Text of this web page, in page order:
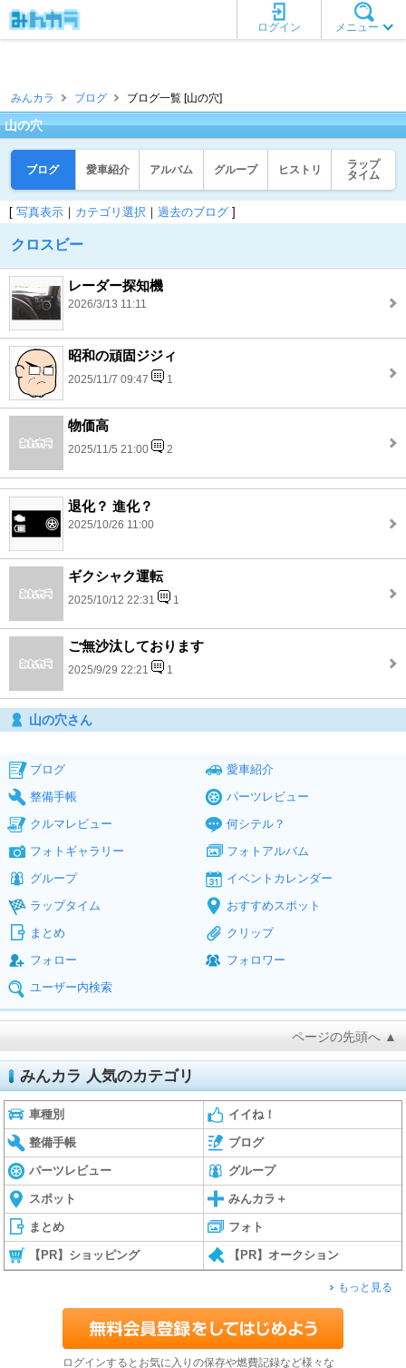
メニュー
ログイン
みんカラ ブログ ブログ一覧 [山の穴]
山の穴
ブログ 愛車紹介 アルバム グループ ヒストリ
ラップ
タイム
[ 写真表示 ｜ カテゴリ選択 ｜ 過去のブログ ]
クロスビー
レーダー探知機
2026/3/13 11:11
昭和の頑固ジジィ
2025/11/7 09:47 1
物価高
2025/11/5 21:00 2
退化？ 進化？
2025/10/26 11:00
ギクシャク運転
2025/10/12 22:31 1
ご無沙汰しております
2025/9/29 22:21 1
山の穴さん
ブログ
愛車紹介
整備手帳
パーツレビュー
クルマレビュー
何シテル？
フォトギャラリー
フォトアルバム
グループ
イベントカレンダー
ラップタイム
おすすめスポット
まとめ
クリップ
フォロー
フォロワー
ユーザー内検索
ページの先頭へ ▲
みんカラ 人気のカテゴリ
車種別 イイね！
整備手帳 ブログ
パーツレビュー グループ
スポット みんカラ＋
まとめ フォト
【PR】ショッピング 【PR】オークション
もっと見る
ログインするとお気に入りの保存や燃費記録など様々な